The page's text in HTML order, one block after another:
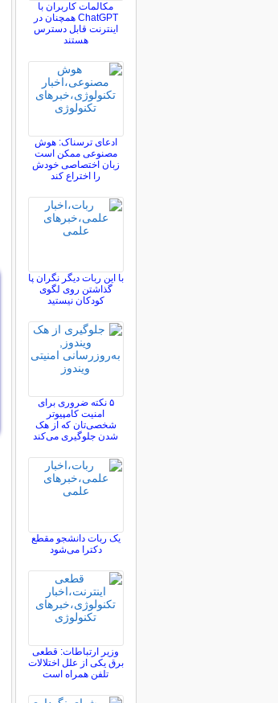
مکالمات کاربران با
ChatGPT همچنان در
اینترنت قابل دسترس
هستند
ادعای ترسناک: هوش
مصنوعی ممکن است
زبان اختصاصی خودش
را اختراع کند
با این ربات دیگر نگران پا
گذاشتن روی لگوی
کودکان نیستید
۵ نکته ضروری برای
امنیت کامپیوتر
شخصی‌تان که از هک
شدن جلوگیری می‌کند
یک ربات دانشجو مقطع
دکترا می‌شود
وزیر ارتباطات: قطعی
برق یکی از علل اختلالات
تلفن همراه است